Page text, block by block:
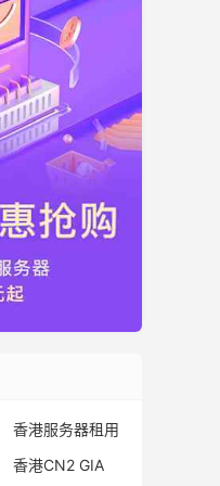
香港服务器租用
香港CN2 GIA